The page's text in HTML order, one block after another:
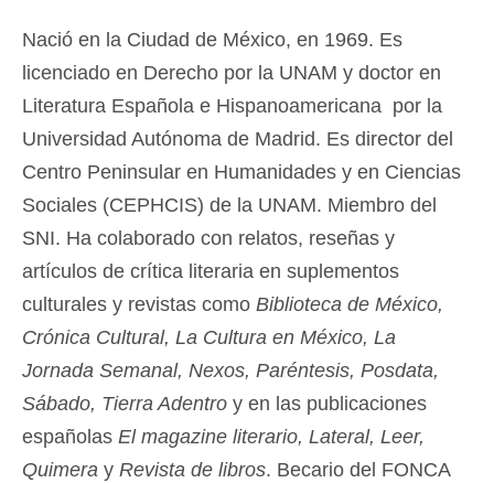
Nació en la Ciudad de México, en 1969. Es
licenciado en Derecho por la UNAM y doctor en
Literatura Española e Hispanoamericana por la
Universidad Autónoma de Madrid. Es director del
Centro Peninsular en Humanidades y en Ciencias
Sociales (CEPHCIS) de la UNAM. Miembro del
SNI. Ha colaborado con relatos, reseñas y
artículos de crítica literaria en suplementos
culturales y revistas como Biblioteca de México,
Crónica Cultural, La Cultura en México, La
Jornada Semanal, Nexos, Paréntesis, Posdata,
Sábado, Tierra Adentro y en las publicaciones
españolas El magazine literario, Lateral, Leer,
Quimera y Revista de libros. Becario del FONCA